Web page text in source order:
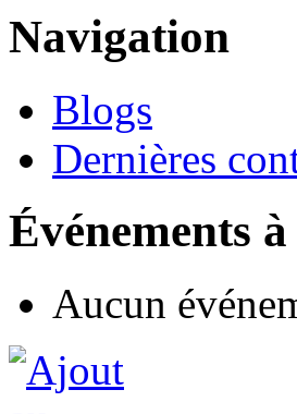
Navigation
Blogs
Dernières
Événements
Aucun